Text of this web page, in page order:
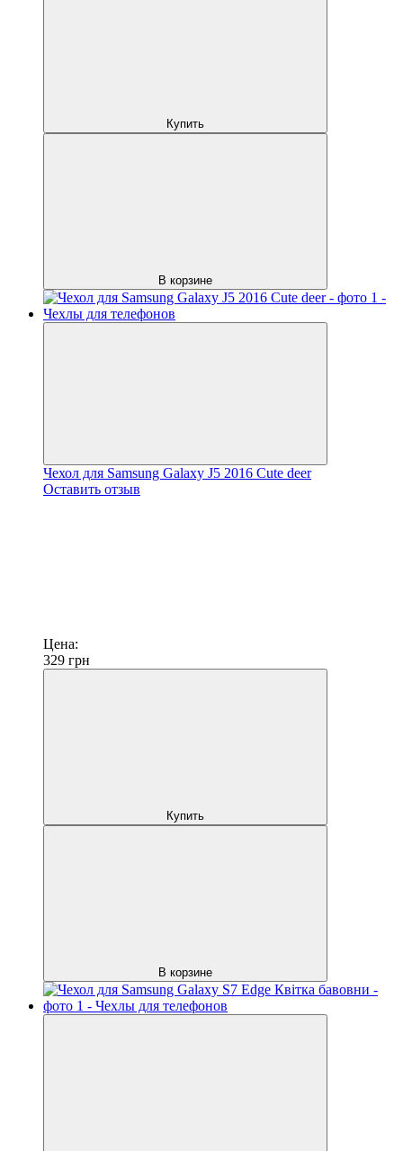
Купить
В корзине
Чехол для Samsung Galaxy J5 2016 Сute deer
Оставить отзыв
Цена:
329 грн
Купить
В корзине